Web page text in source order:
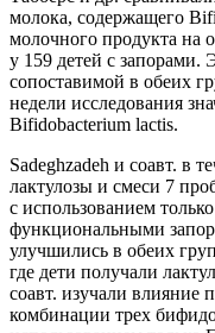
молока, содержащего
молочного продукта на
у 159 детей с запорами.
сопоставимой в обеих
недели исследования
Bifidobacterium lactis.
Sadeghzadeh и соавт. в
лактулозы и смеси 7
с использованием
функциональными
улучшились в обеих
где дети получали
соавт. изучали влияние
комбинации трех